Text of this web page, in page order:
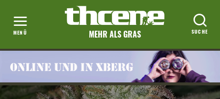
MEHR ALS GRAS